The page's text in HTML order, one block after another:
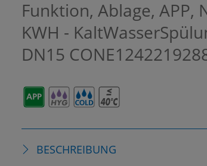
Funktion, Ablage, APP,
KWH -
DN15
BESCHREIBUNG